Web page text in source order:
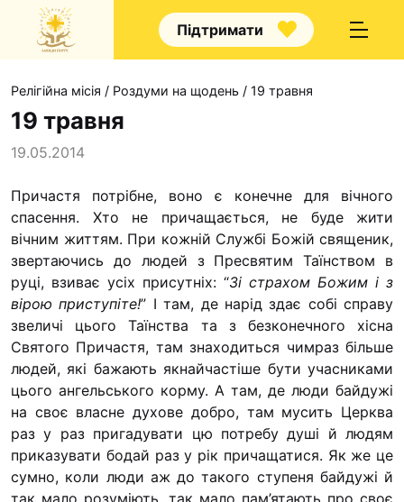
Підтримати
Капелани
Наші
Наш
Контакти
Проекти
Футбольна
Релігійна місія / Роздуми на щодень / 19 травня
19 травня
19.05.2014
Причастя потрібне, воно є конечне для вічного
спасення. Хто не причащається, не буде жити
вічним жит­тям. При кожній Службі Божій священик,
звертаючись до людей з Пресвятим Таїнством в
руці, взиває усіх при­сутніх: “Зі страхом Божим і з
вірою приступіте!” І там, де нарід здає собі справу
звеличі цього Таїнства та з безконечного хісна
Святого Причастя, там знаходиться чимраз більше
людей, які бажають якнайчастіше бути учасниками
цього ангельського корму. А там, де люди байдужі
на своє власне духове добро, там мусить Церк­ва
раз у раз пригадувати цю потребу душі й людям
при­казувати бодай раз у рік причащатися. Як же це
сумно, коли люди аж до такого ступеня байдужі й
так мало розуміють, так мало пам’ятають про своє